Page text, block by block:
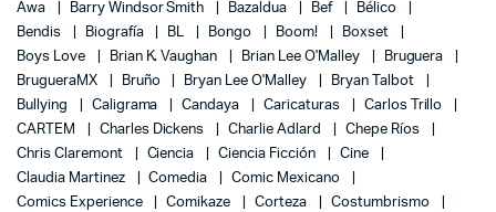
Awa
Barry Windsor Smith Bazaldua Bef
Bélico
Bendis
Biografía BL Bongo Boom!
Boxset
Boys Love
Brian K. Vaughan Brian Lee O'Malley
Bruguera
BrugueraMX
Bruño Bryan Lee O'Malley
Bryan Talbot
Bullying
Caligrama Candaya Caricaturas
Carlos Trillo
CARTEM
Charles Dickens Charlie Adlard
Chepe Ríos
Chris Claremont
Ciencia Ciencia Ficción
Cine
Claudia Martinez
Comedia
Comic Mexicano
Comics Experience
Comikaze Corteza
Costumbrismo